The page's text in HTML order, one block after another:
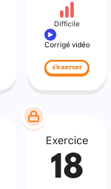
Difficile
Corrigé vidéo
s'exercer
Exercice
18